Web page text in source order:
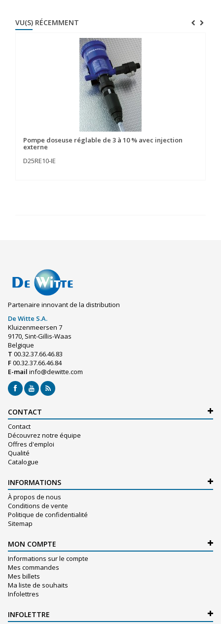
VU(S) RÉCEMMENT
Pompe doseuse réglable de 3 à 10 % avec injection
externe
D25RE10-IE
Partenaire innovant de la distribution
De Witte S.A.
Kluizenmeersen 7
9170, Sint-Gillis-Waas
Belgique
T 00.32.37.66.46.83
F00.32.37.66.46.84
E-mail info@dewitte.com
CONTACT
Contact
Découvrez notre équipe
Offres d'emploi
Qualité
Catalogue
INFORMATIONS
À propos de nous
Conditions de vente
Politique de confidentialité
Sitemap
MON COMPTE
Informations sur le compte
Mes commandes
Mes billets
Ma liste de souhaits
Infolettres
INFOLETTRE